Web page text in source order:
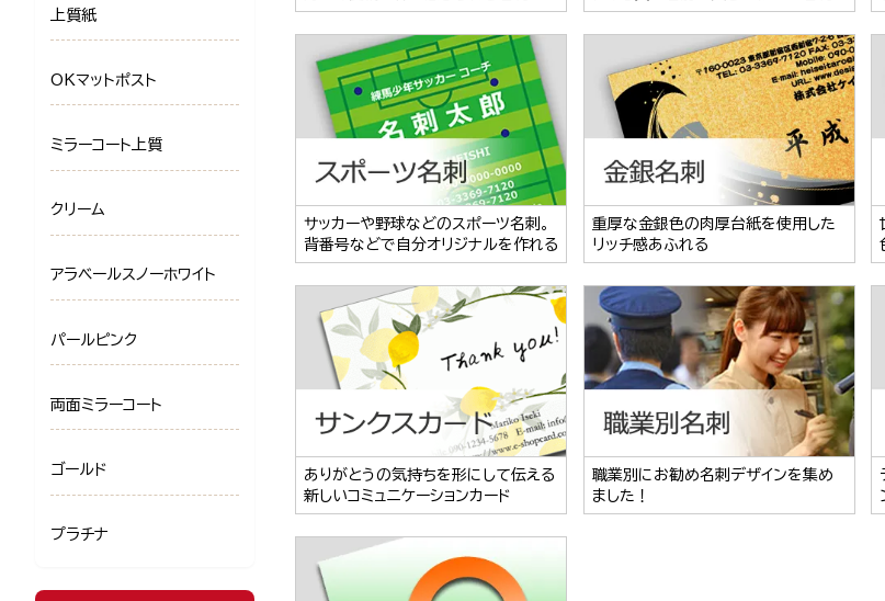
サッカーや野球などのスポーツ名刺。
背番号などで自分オリジナルを作れる
重厚な金銀色の肉厚台紙を使用した
リッチ感あふれる
ありがとうの気持ちを形にして伝える
新しいコミュニケーションカード
職業別にお勧め名刺デザインを集め
ました！
上質紙
OKマットポスト
ミラーコート上質
クリーム
アラベールスノーホワイト
パールピンク
両面ミラーコート
ゴールド
プラチナ